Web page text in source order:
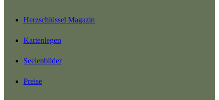
Herzschlüssel Magazin
Kartenlegen
Seelenbilder
Preise